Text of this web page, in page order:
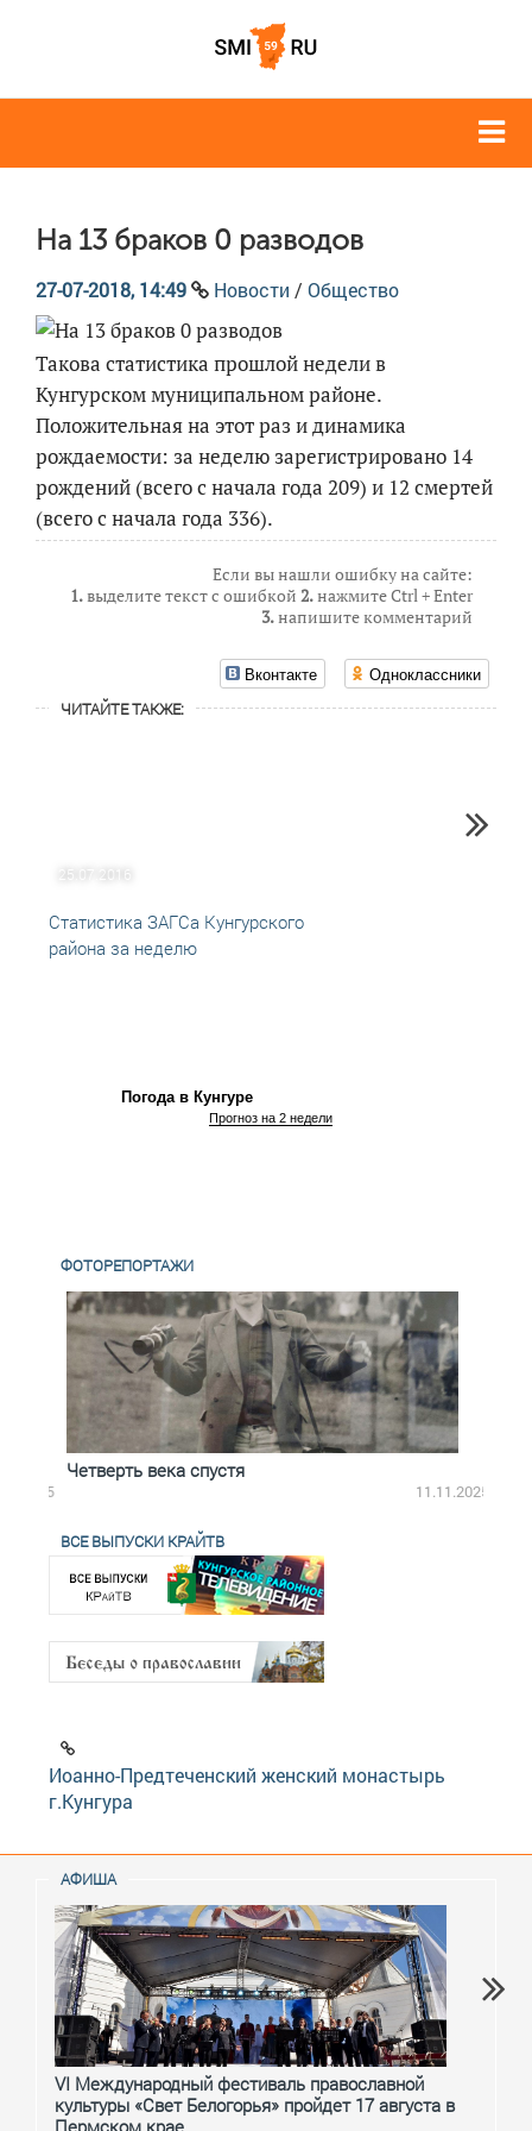
На 13 браков 0 разводов
27-07-2018, 14:49 Новости / Общество
Такова статистика прошлой недели в
Кунгурском муниципальном районе.
Положительная на этот раз и динамика
рождаемости: за неделю зарегистрировано 14
рождений (всего с начала года 209) и 12 смертей
(всего с начала года 336).
Если вы нашли ошибку на сайте:
1.выделите текст с ошибкой 2.нажмите Ctrl + Enter
3.напишите комментарий
Вконтакте Одноклассники
ЧИТАЙТЕ ТАКЖЕ:
25.07.2016
Статистика ЗАГСа Кунгурского
района за неделю
Погода в Кунгуре
Прогноз на 2 недели
ФОТОРЕПОРТАЖИ
Четверть века спустя
11.11.2025
ВСЕ ВЫПУСКИ КРАЙТВ
Иоанно-Предтеченский женский монастырь
г.Кунгура
АФИША
VI Международный фестиваль православной
культуры «Свет Белогорья» пройдет 17 августа в
Пермском крае